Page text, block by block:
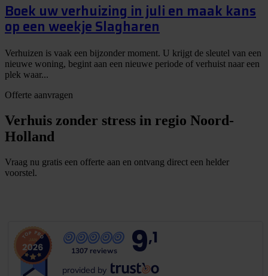
Boek uw verhuizing in juli en maak kans
op een weekje Slagharen
Verhuizen is vaak een bijzonder moment. U krijgt de sleutel van een
nieuwe woning, begint aan een nieuwe periode of verhuist naar een
plek waar...
Offerte aanvragen
Verhuis zonder stress in regio Noord-
Holland
Vraag nu gratis een offerte aan en ontvang direct een helder
voorstel.
1307 reviews 9,1
provided by